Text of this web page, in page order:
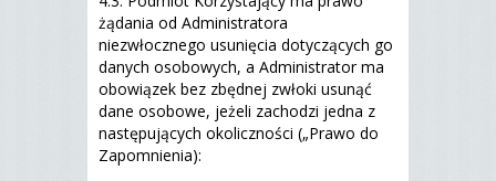
żądania od Administratora
niezwłocznego usunięcia dotyczących go
danych osobowych, a Administrator ma
obowiązek bez zbędnej zwłoki usunąć
dane osobowe, jeżeli zachodzi jedna z
następujących okoliczności („Prawo do
Zapomnienia):